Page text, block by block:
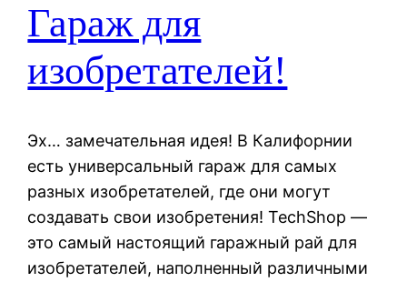
Гараж для
изобретателей!
Эх… замечательная идея! В Калифорнии
есть универсальный гараж для самых
разных изобретателей, где они могут
создавать свои изобретения! TechShop —
это самый настоящий гаражный рай для
изобретателей, наполненный различными